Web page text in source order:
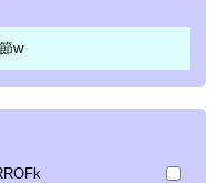
w